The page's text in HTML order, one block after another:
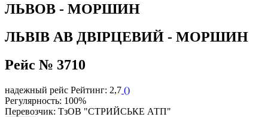
ЛЬВОВ - МОРШИН
ЛЬВІВ АВ ДВІРЦЕВИЙ - МОРШИН
Рейс № 3710
надежный рейс Рейтинг: 2,7 ()
Регулярность: 100%
Перевозчик: ТзОВ "СТРИЙСЬКЕ АТП"